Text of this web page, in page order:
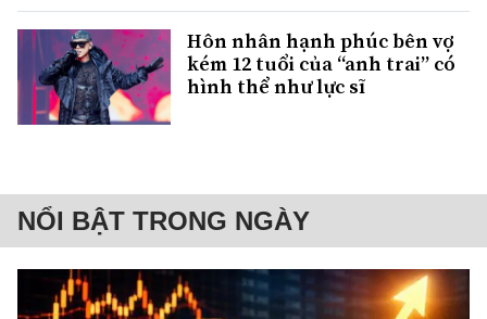
Hôn nhân hạnh phúc bên vợ
kém 12 tuổi của “anh trai” có
hình thể như lực sĩ
NỔI BẬT TRONG NGÀY